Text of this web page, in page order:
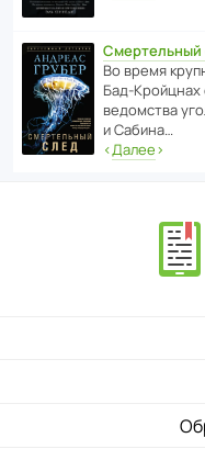
Смертельный
Во время
ведомства
и Сабина…
‹Далее›